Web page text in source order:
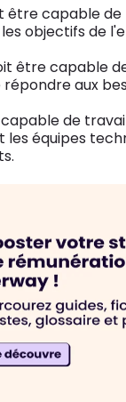
capable de
objectifs de
être capable
aux
de
équipes